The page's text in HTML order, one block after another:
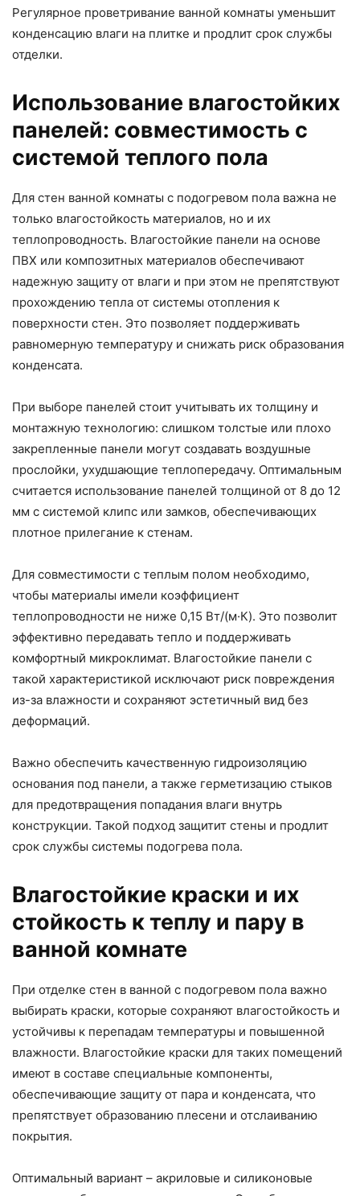
Регулярное проветривание ванной комнаты уменьшит
конденсацию влаги на плитке и продлит срок службы
отделки.
Использование влагостойких
панелей: совместимость с
системой теплого пола
Для стен ванной комнаты с подогревом пола важна не
только влагостойкость материалов, но и их
теплопроводность. Влагостойкие панели на основе
ПВХ или композитных материалов обеспечивают
надежную защиту от влаги и при этом не препятствуют
прохождению тепла от системы отопления к
поверхности стен. Это позволяет поддерживать
равномерную температуру и снижать риск образования
конденсата.
При выборе панелей стоит учитывать их толщину и
монтажную технологию: слишком толстые или плохо
закрепленные панели могут создавать воздушные
прослойки, ухудшающие теплопередачу. Оптимальным
считается использование панелей толщиной от 8 до 12
мм с системой клипс или замков, обеспечивающих
плотное прилегание к стенам.
Для совместимости с теплым полом необходимо,
чтобы материалы имели коэффициент
теплопроводности не ниже 0,15 Вт/(м·К). Это позволит
эффективно передавать тепло и поддерживать
комфортный микроклимат. Влагостойкие панели с
такой характеристикой исключают риск повреждения
из-за влажности и сохраняют эстетичный вид без
деформаций.
Важно обеспечить качественную гидроизоляцию
основания под панели, а также герметизацию стыков
для предотвращения попадания влаги внутрь
конструкции. Такой подход защитит стены и продлит
срок службы системы подогрева пола.
Влагостойкие краски и их
стойкость к теплу и пару в
ванной комнате
При отделке стен в ванной с подогревом пола важно
выбирать краски, которые сохраняют влагостойкость и
устойчивы к перепадам температуры и повышенной
влажности. Влагостойкие краски для таких помещений
имеют в составе специальные компоненты,
обеспечивающие защиту от пара и конденсата, что
препятствует образованию плесени и отслаиванию
покрытия.
Оптимальный вариант – акриловые и силиконовые